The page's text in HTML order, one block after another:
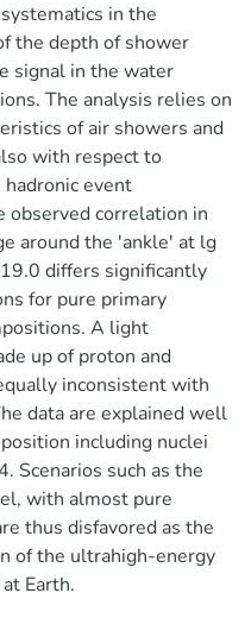
in the
the depth of shower
signal in the water
The analysis relies on
of air showers and
with respect to
event
observed correlation in
around the 'ankle' at lg
differs significantly
for pure primary
A light
up of proton and
inconsistent with
data are explained well
including nuclei
Scenarios such as the
with almost pure
thus disfavored as the
of the ultrahigh-energy
Earth.